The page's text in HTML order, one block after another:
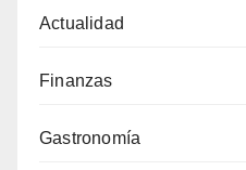
Actualidad
Finanzas
Gastronomía